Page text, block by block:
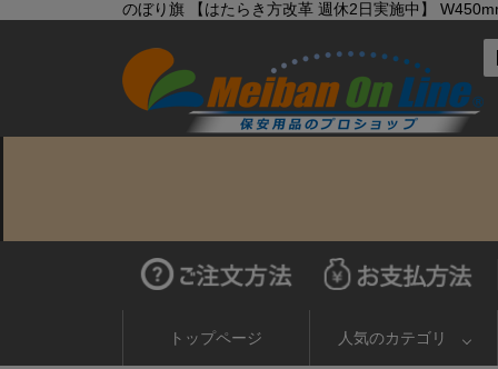
のぼり旗 【はたらき方改革 週休2日実施中】
トップページ 人気のカテゴリ